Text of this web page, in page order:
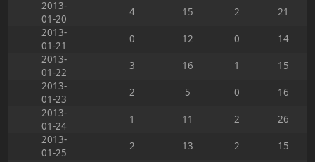
2013-
01-20
4 15 2
21
2013-
01-21
0 12 0
14
2013-
01-22
3 16 1
15
2013-
01-23
2 5 0
16
2013-
01-24
1 11 2
26
2013-
01-25
2 13 2
15